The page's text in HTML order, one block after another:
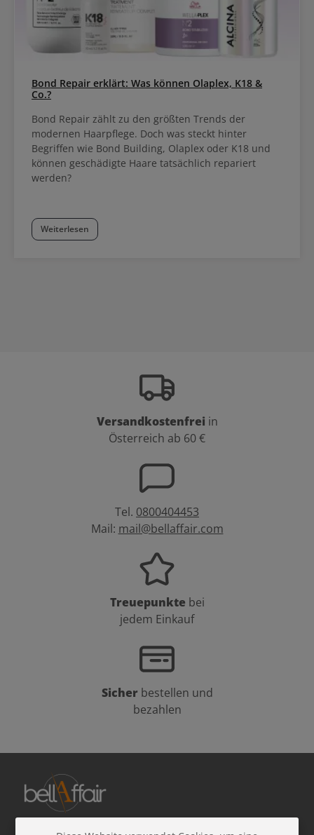
Bond Repair erklärt: Was können Olaplex, K18 &
Co.?
Bond Repair zählt zu den größten Trends der
modernen Haarpflege. Doch was steckt hinter
Begriffen wie Bond Building, Olaplex oder K18 und
können geschädigte Haare tatsächlich repariert
werden?
Weiterlesen
Versandkostenfrei in
Österreich ab 60 €
Tel. 0800404453
Mail: mail@bellaffair.com
Treuepunkte bei
jedem Einkauf
Sicher bestellen und
bezahlen